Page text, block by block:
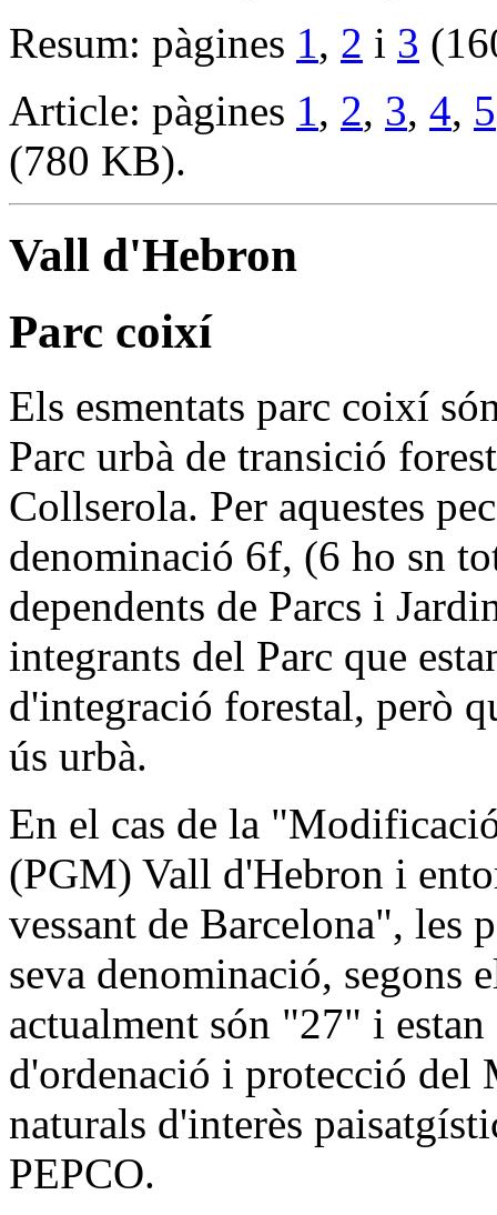
Resum: pàgines 1, 2 i 3
Article: pàgines 1, 2, 3, 4, 5
(780 KB).
Vall d'Hebron
Parc coixí
Els esmentats parc coixí
Parc urbà de transició
Collserola. Per aquestes
denominació 6f, (6 ho sn
dependents de Parcs i
integrants del Parc que
d'integració forestal, però
ús urbà.
En el cas de la
(PGM) Vall d'Hebron i
vessant de Barcelona", les
seva denominació, segons
actualment són "27" i
d'ordenació i protecció del
naturals d'interès
PEPCO.